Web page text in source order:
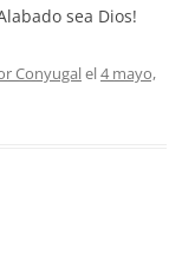
sea Dios!
Conyugalel4 mayo,